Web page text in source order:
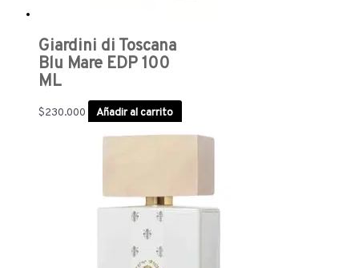
Giardini di Toscana
Blu Mare EDP 100
ML
$230.000 Añadir al carrito